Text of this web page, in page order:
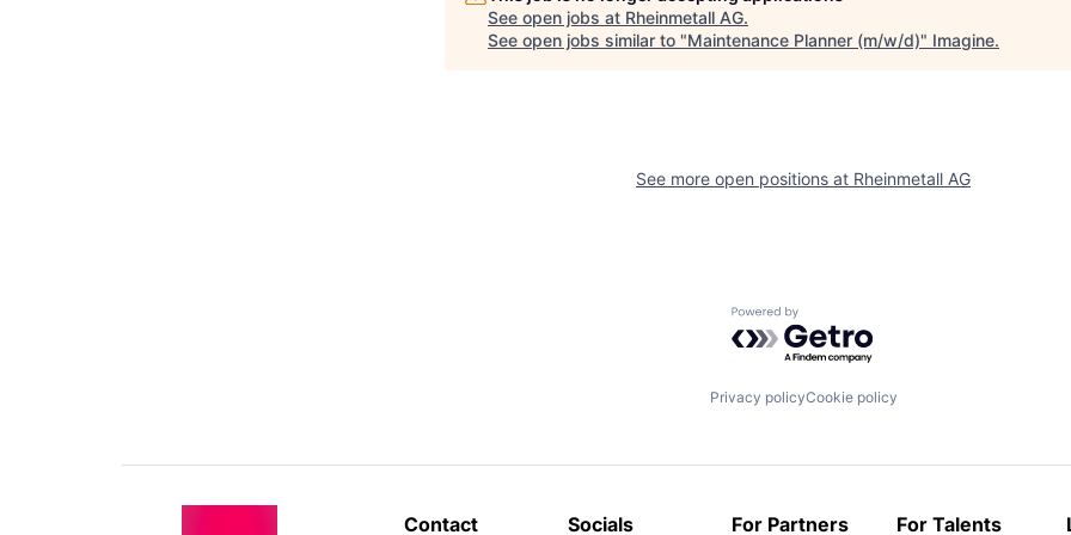
See open jobs at Rheinmetall AG.
See open jobs similar to "Maintenance Planner (m/w/d)" Imagine.
See more open positions at Rheinmetall AG
Powered by Getro.com
Privacy policyCookie policy
Contact Socials For Partners For Talents